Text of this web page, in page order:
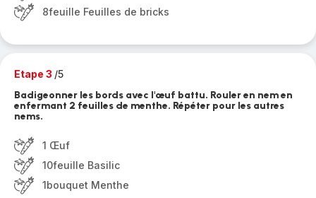
8feuille Feuilles de bricks
Etape 3 /5
Badigeonner les bords avec l'œuf battu. Rouler en nem en
enfermant 2 feuilles de menthe. Répéter pour les autres
nems.
1 Œuf
10feuille Basilic
1bouquet Menthe